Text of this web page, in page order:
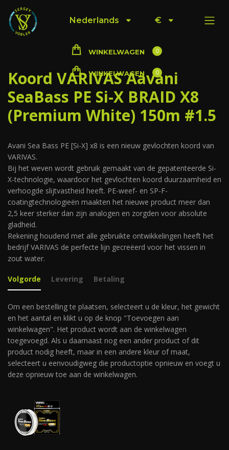
Nederlands €
WINKELWAGEN 0
WINKELWAGEN 0
Koord VARIVAS Aavani
SeaBass PE Si-X BRAID X8
(Premium White) 150m #1.5
Avani Sea Bass PE [Si-X] x8 is een nieuw gevlochten koord van
VARIVAS.
Bij het weven wordt gebruik gemaakt van de gepatenteerde Si-
X-technologie, waardoor het gevlochten koord duurzaamheid en
verhoogde slijtvastheid heeft. PE-weef- en SP-F-
coatingtechnologieën maakten het nieuwe product meer dan
2,5 keer sterker dan zijn analogen en zorgden voor absolute
gladheid.
Rekening houdend met alle gebruikte ontwikkelingen heeft het
bedrijf VARIVAS de perfecte lijn gecreëerd voor het vissen in
zout water.
Volgorde Levering Betaling
Om een bestelling te plaatsen, selecteert u de kleur, het gewicht
en het aantal en klikt u op de knop "Toevoegen aan
winkelwagen". Het product wordt aan de winkelwagen
toegevoegd. Als u daarnaast nog een ander product of dit
product nodig heeft, maar in een andere kleur of maat,
selecteert u eenvoudigweg die productoptie opnieuw en voegt u
deze opnieuw toe aan de winkelwagen.